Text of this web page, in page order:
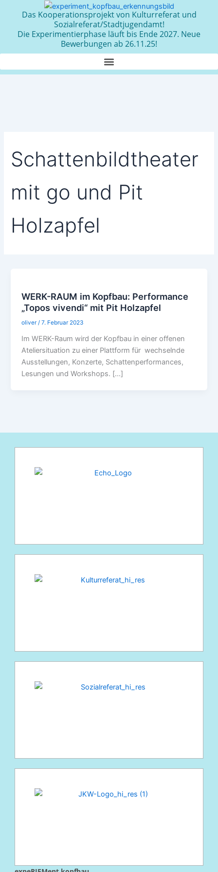
Das Kooperationsprojekt von Kulturreferat und
Sozialreferat/Stadtjugendamt!
Die Experimentierphase läuft bis Ende 2027. Neue
Bewerbungen ab 26.11.25!
Schattenbildtheater
mit go und Pit
Holzapfel
WERK-RAUM im Kopfbau: Performance
„Topos vivendi“ mit Pit Holzapfel
oliver/7. Februar 2023
Im WERK-Raum wird der Kopfbau in einer offenen
Ateliersituation zu einer Plattform für wechselnde
Ausstellungen, Konzerte, Schattenperformances,
Lesungen und Workshops. […]